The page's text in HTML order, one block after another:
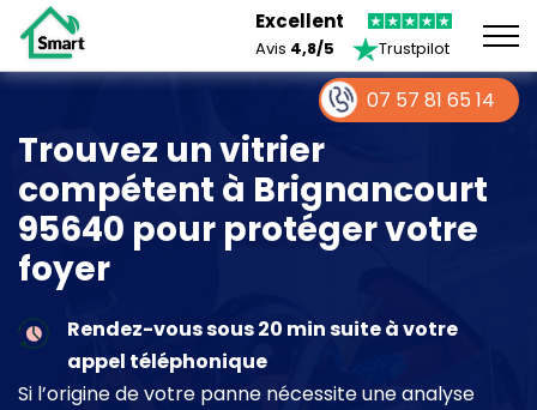
Excellent
Avis 4,8/5 Trustpilot
Trouvez un vitrier
compétent à Brignancourt
95640 pour protéger votre
foyer
Rendez-vous sous 20 min suite à votre
appel téléphonique
Si l’origine de votre panne nécessite une analyse
07 57 81 65 14